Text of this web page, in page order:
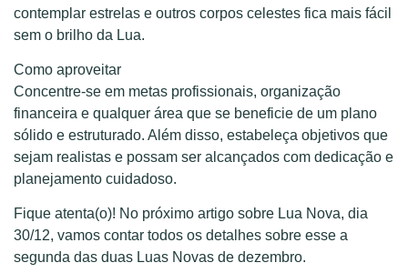
contemplar estrelas e outros corpos celestes fica mais fácil
sem o brilho da Lua.
Como aproveitar
Concentre-se em metas profissionais, organização
financeira e qualquer área que se beneficie de um plano
sólido e estruturado. Além disso, estabeleça objetivos que
sejam realistas e possam ser alcançados com dedicação e
planejamento cuidadoso.
Fique atenta(o)! No próximo artigo sobre Lua Nova, dia
30/12, vamos contar todos os detalhes sobre esse a
segunda das duas Luas Novas de dezembro.